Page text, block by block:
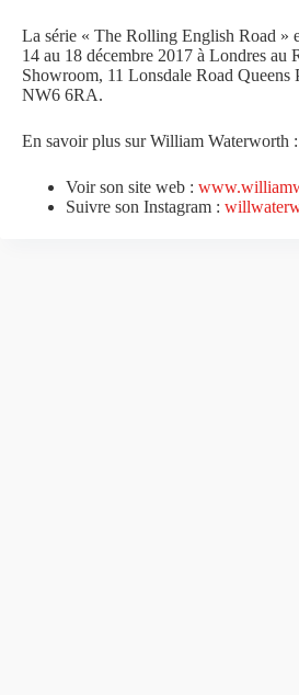
La série « The Rolling English Road »
14 au 18 décembre 2017 à Londres au
Showroom, 11 Lonsdale Road Queens
NW6 6RA.
En savoir plus sur William Waterworth :
Voir son site web :
Suivre son Instagram :